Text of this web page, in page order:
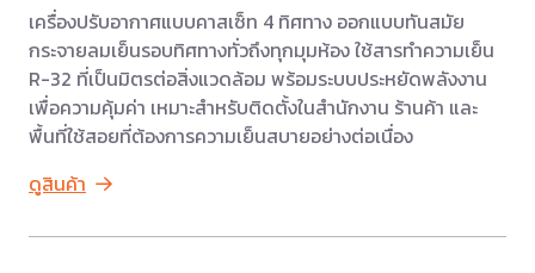
เครื่องปรับอากาศแบบคาสเซ็ท 4 ทิศทาง ออกแบบทันสมัย
กระจายลมเย็นรอบทิศทางทั่วถึงทุกมุมห้อง ใช้สารทำความเย็น
R-32 ที่เป็นมิตรต่อสิ่งแวดล้อม พร้อมระบบประหยัดพลังงาน
เพื่อความคุ้มค่า เหมาะสำหรับติดตั้งในสำนักงาน ร้านค้า และ
พื้นที่ใช้สอยที่ต้องการความเย็นสบายอย่างต่อเนื่อง
ดูสินค้า